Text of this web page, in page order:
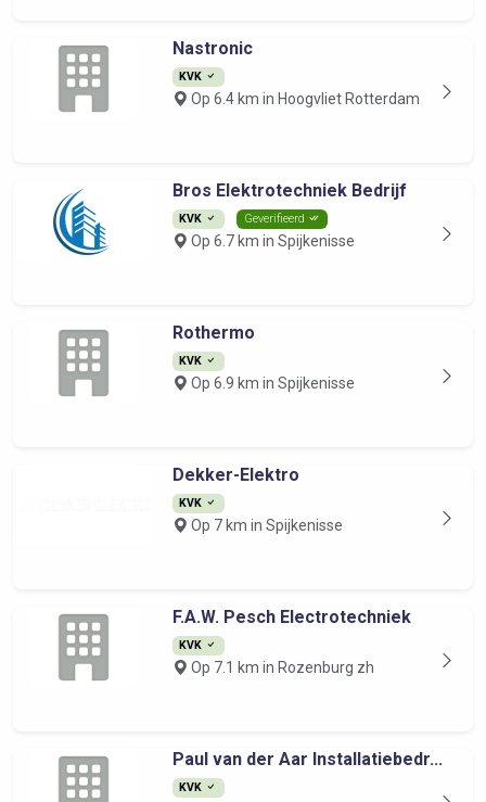
Nastronic
KVK
Op 6.4 km in Hoogvliet Rotterdam
Bros Elektrotechniek Bedrijf
KVK Geverifieerd
Op 6.7 km in Spijkenisse
Rothermo
KVK
Op 6.9 km in Spijkenisse
Dekker-Elektro
KVK
Op 7 km in Spijkenisse
F.A.W. Pesch Electrotechniek
KVK
Op 7.1 km in Rozenburg zh
Paul van der Aar Installatiebedr...
KVK